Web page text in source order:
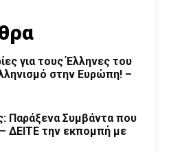
για τους Έλληνες του
στην Ευρώπη! –
Παράξενα Συμβάντα που
– ΔΕΙΤΕ την εκπομπή με